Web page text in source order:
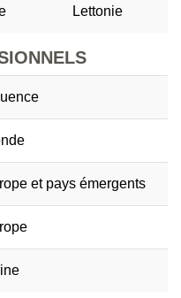
Lettonie
et pays émergents